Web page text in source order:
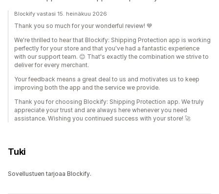
Blockify vastasi 15. heinäkuu 2026
Thank you so much for your wonderful review! 💙
We're thrilled to hear that Blockify: Shipping Protection app is working
perfectly for your store and that you've had a fantastic experience
with our support team. 😊 That's exactly the combination we strive to
deliver for every merchant.
Your feedback means a great deal to us and motivates us to keep
improving both the app and the service we provide.
Thank you for choosing Blockify: Shipping Protection app. We truly
appreciate your trust and are always here whenever you need
assistance. Wishing you continued success with your store! 🚀
Tuki
Sovellustuen tarjoaa Blockify.